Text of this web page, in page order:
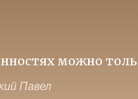
можно
Павел